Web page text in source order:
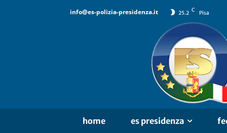
info@es-polizia-presidenza.it 25.2 C Pisa
home es presidenza